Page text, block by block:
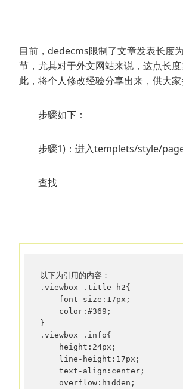
目前，dedecms限制了文章发表长度
节，尤其对于外文网站来说，这点长
此，将个人修改经验分享出来，供大家
步骤如下：
步骤1)：进入templets/style/
查找
以下为引用的内容：
.viewbox .title h2{
    font-size:17px;
    color:#369;
}
.viewbox .info{
    height:24px;
    line-height:17px;
    text-align:center;
    overflow:hidden;